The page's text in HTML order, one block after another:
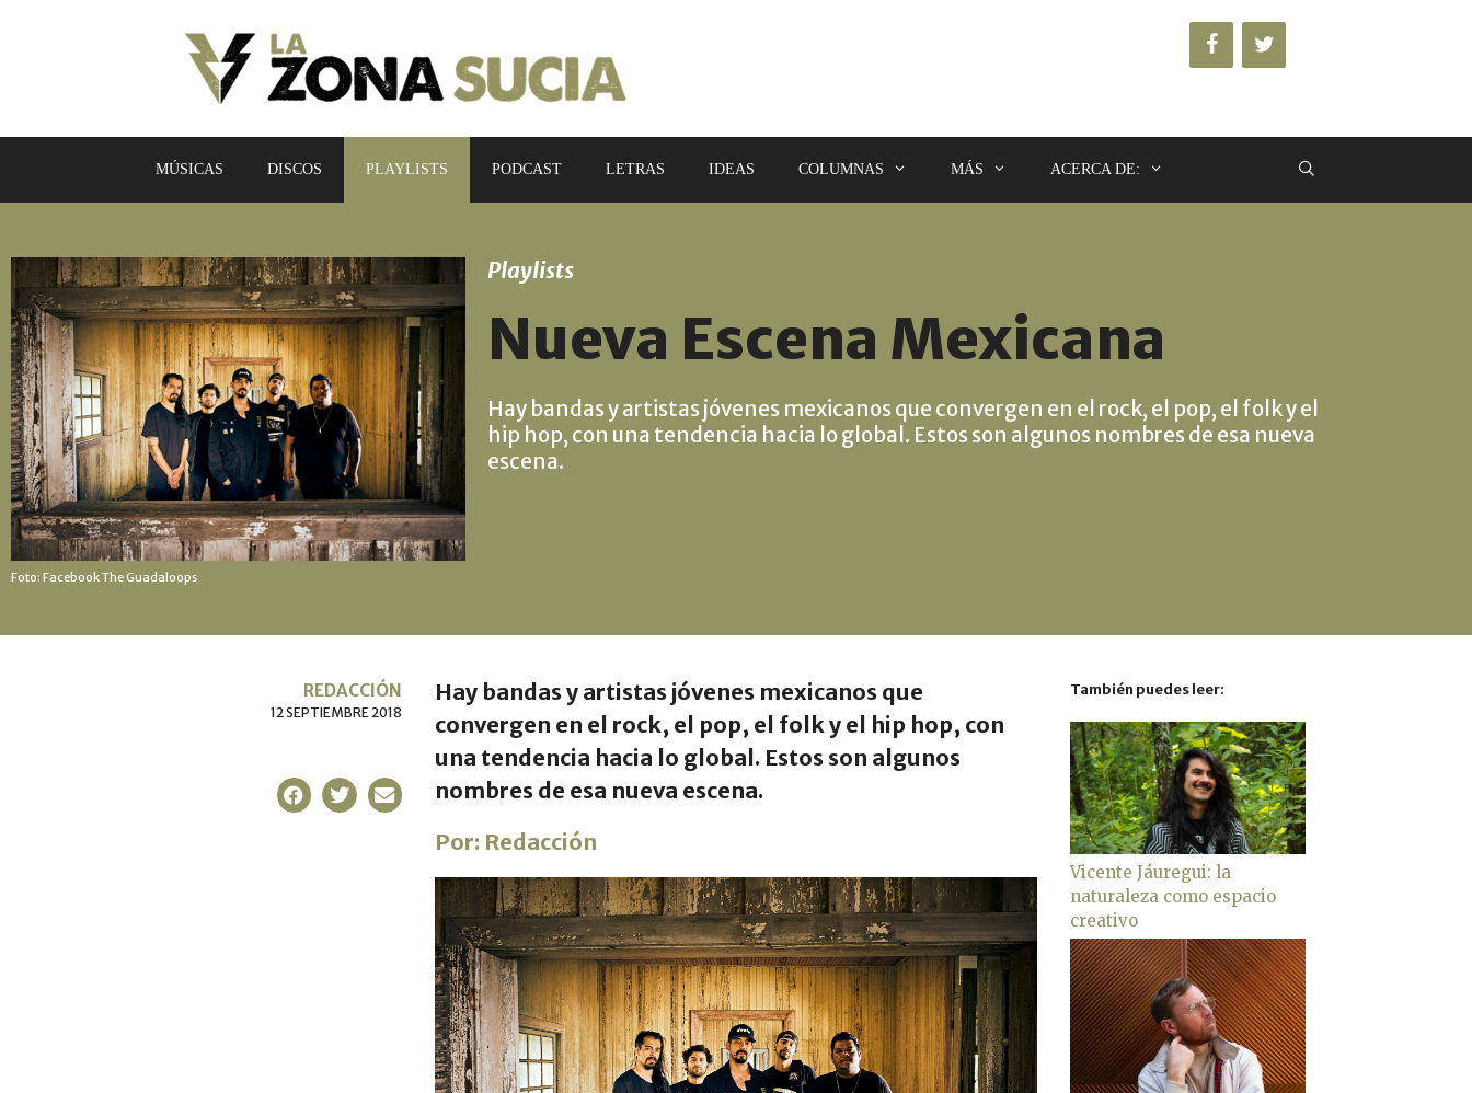
MÚSICAS DISCOS PLAYLISTS PODCAST LETRAS IDEAS COLUMNAS MÁS ACERCA DE:
Foto: Facebook The Guadaloops
Playlists
Nueva Escena Mexicana
Hay bandas y artistas jóvenes mexicanos que convergen en el rock, el pop, el folk y el
hip hop, con una tendencia hacia lo global. Estos son algunos nombres de esa nueva
escena.
Hay bandas y artistas jóvenes mexicanos que
convergen en el rock, el pop, el folk y el hip hop, con
una tendencia hacia lo global. Estos son algunos
nombres de esa nueva escena.
Por: Redacción
REDACCIÓN
12 SEPTIEMBRE 2018
También puedes leer:
Vicente Jáuregui: la
naturaleza como espacio
creativo